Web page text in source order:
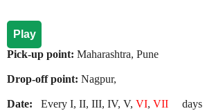
Play
Pick-up point: Maharashtra, Pune
Drop-off point: Nagpur,
Date: Every I, II, III, IV, V, VI, VII days